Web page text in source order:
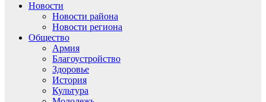
Новости
Новости района
Новости региона
Общество
Армия
Благоустройство
Здоровье
История
Культура